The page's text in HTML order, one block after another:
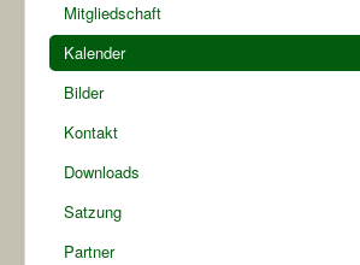
Mitgliedschaft
Kalender
Bilder
Kontakt
Downloads
Satzung
Partner